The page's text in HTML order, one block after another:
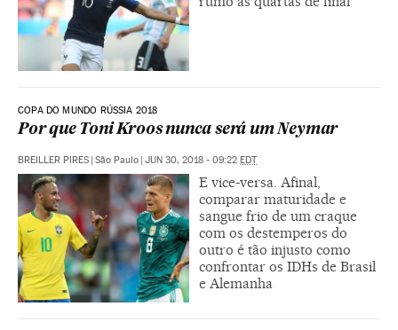
COPA DO MUNDO RÚSSIA 2018
Por que Toni Kroos nunca será um Neymar
BREILLER PIRES São Paulo JUN 30, 2018 - 09:22 EDT
E vice-versa. Afinal,
comparar maturidade e
sangue frio de um craque
com os destemperos do
outro é tão injusto como
confrontar os IDHs de Brasil
e Alemanha